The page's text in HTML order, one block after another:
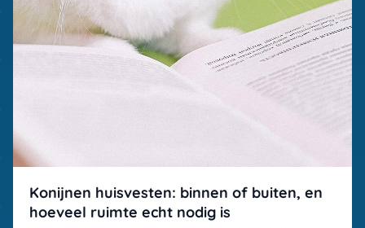
Konijnen huisvesten: binnen of buiten, en
hoeveel ruimte echt nodig is